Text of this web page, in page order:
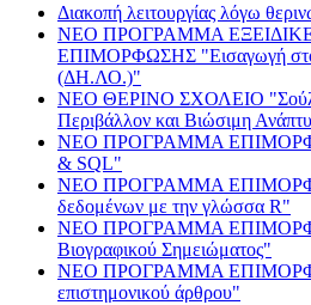
Διακοπή λειτουργίας λόγω
ΝΕΟ ΠΡΟΓΡΑΜΜΑ
ΕΠΙΜΟΡΦΩΣΗΣ "Εισαγωγή στο
(ΔΗ.ΛΟ.)"
ΝΕΟ ΘΕΡΙΝΟ ΣΧΟΛΕΙΟ "Σούλι
Περιβάλλον και Βιώσιμη
ΝΕΟ ΠΡΟΓΡΑΜΜΑ
& SQL"
ΝΕΟ ΠΡΟΓΡΑΜΜΑ
δεδομένων με την γλώσσα R"
ΝΕΟ ΠΡΟΓΡΑΜΜΑ
Βιογραφικού Σημειώματος"
ΝΕΟ ΠΡΟΓΡΑΜΜΑ
επιστημονικού άρθρου"